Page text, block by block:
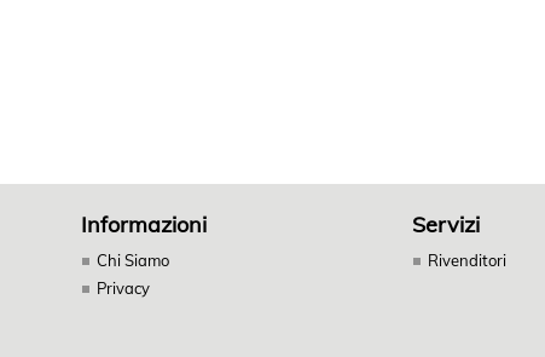
Informazioni
Chi Siamo
Privacy
Servizi
Rivenditori